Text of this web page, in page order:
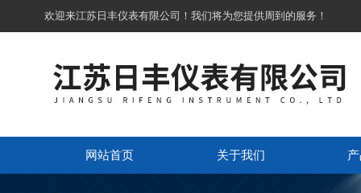
欢迎来江苏日丰仪表有限公司！我们将为您提供周到的服务！
网站首页 关于我们